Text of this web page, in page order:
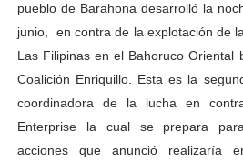
pueblo de Barahona desarrolló la
junio, en contra de la explotación de
Las Filipinas en el Bahoruco Oriental
Coalición Enriquillo. Esta es la
coordinadora de la lucha en
Enterprise la cual se prepara
acciones que anunció realizaría